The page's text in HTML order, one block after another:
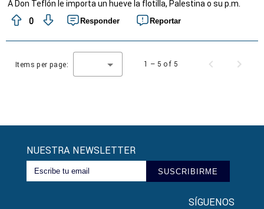
A Don Teflón le importa un hueve la flotilla, Palestina o su p.m.
0
Responder Reportar
Items per page: 1 – 5 of 5
NUESTRA NEWSLETTER
SUSCRIBIRME
SÍGUENOS